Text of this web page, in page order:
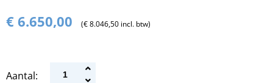
€ 6.650,00 (€ 8.046,50 incl. btw)
Aantal: